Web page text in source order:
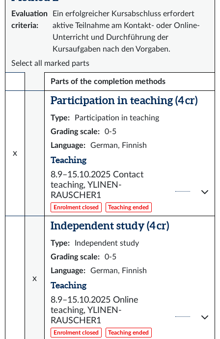
Evaluation
criteria:
Ein erfolgreicher Kursabschluss erfordert
aktive Teilnahme am Kontakt- oder Online-
Unterricht und Durchführung der
Kursaufgaben nach den Vorgaben.
Select all marked parts
Parts of the completion methods
x
Participation in teaching (4 cr)
Type:
Participation in teaching
Grading scale:
0-5
Language: German, Finnish
Teaching
8.9–15.10.2025 Contact
teaching, YLINEN-
RAUSCHER1
Enrolment closed Teaching ended
x
Independent study (4 cr)
Type:
Independent study
Grading scale:
0-5
Language: German, Finnish
Teaching
8.9–15.10.2025 Online
teaching, YLINEN-
RAUSCHER1
Enrolment closed Teaching ended